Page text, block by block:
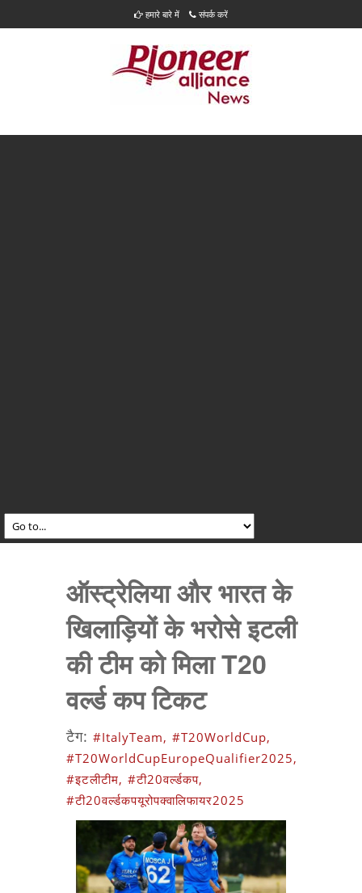
हमारे बारे में संपर्क करें
ऑस्ट्रेलिया और भारत के
खिलाड़ियों के भरोसे इटली
की टीम को मिला T20
वर्ल्ड कप टिकट
टैग: #ItalyTeam, #T20WorldCup,
#T20WorldCupEuropeQualifier2025,
#इटलीटीम, #टी20वर्ल्डकप,
#टी20वर्ल्डकपयूरोपक्वालिफायर2025